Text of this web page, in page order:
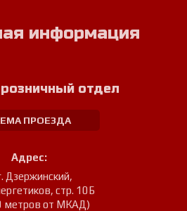
информация
отдел
ПРОЕЗДА
Адрес:
Дзержинский,
стр. 10Б
метров от МКАД)